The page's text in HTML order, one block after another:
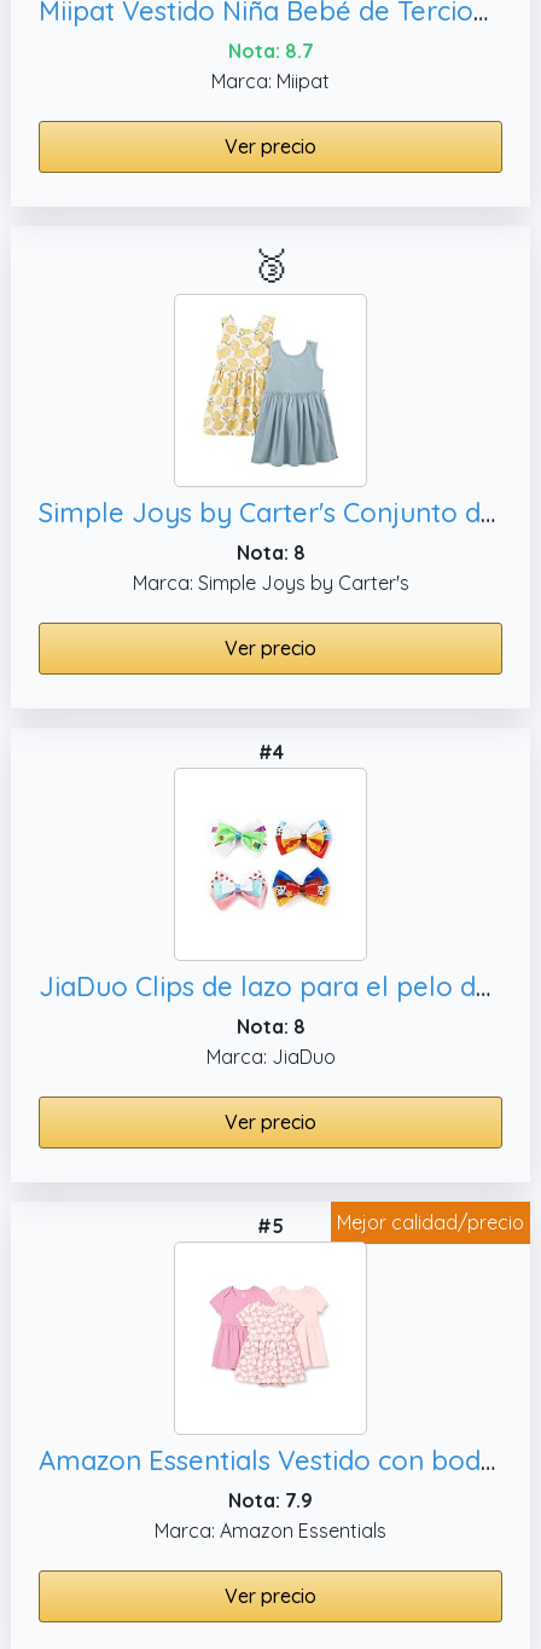
Miipat Vestido Niña Bebé de Terciopelo Lentejuelas Manga Corta Vestidos Niñas Pequeñas Elegantes Invierno Otoño Ropa Princesa para Fiestas Cumpleaños y Bodas(Rosa 110 3-4 Años
Nota: 8.7
Marca: Miipat
Ver precio
🥉
Simple Joys by Carter's Conjunto de vestidos sin mangas y de manga corta para jugar Bebé Niña, 18 meses
Nota: 8
Marca: Simple Joys by Carter's
Ver precio
#4
JiaDuo Clips de lazo para el pelo de niña bebé 4 piezas dibujos animados cumpleaños fiesta vestir accesorios 4 pulgadas
Nota: 8
Marca: JiaDuo
Ver precio
Mejor calidad/precio
#5
Amazon Essentials Vestido con body de manga corta Bebé Niña, 12 meses
Nota: 7.9
Marca: Amazon Essentials
Ver precio